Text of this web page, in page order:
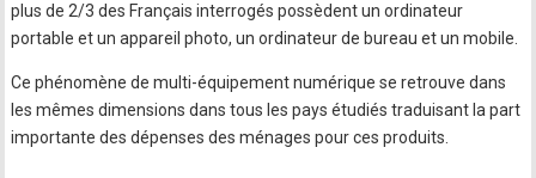
plus de 2/3 des Français interrogés possèdent un ordinateur
portable et un appareil photo, un ordinateur de bureau et un mobile.
Ce phénomène de multi-équipement numérique se retrouve dans
les mêmes dimensions dans tous les pays étudiés traduisant la part
importante des dépenses des ménages pour ces produits.